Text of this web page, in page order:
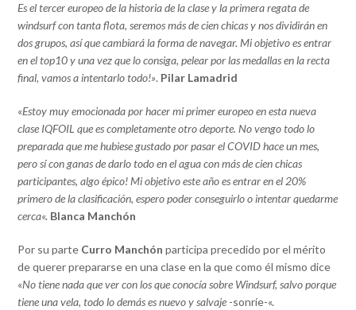
Es el tercer europeo de la historia de la clase y la primera regata de
windsurf con tanta flota, seremos más de cien chicas y nos dividirán en
dos grupos, así que cambiará la forma de navegar. Mi objetivo es entrar
en el top10 y una vez que lo consiga, pelear por las medallas en la recta
final, vamos a intentarlo todo!». Pilar Lamadrid
«Estoy muy emocionada por hacer mi primer europeo en esta nueva
clase IQFOIL que es completamente otro deporte. No vengo todo lo
preparada que me hubiese gustado por pasar el COVID hace un mes,
pero sí con ganas de darlo todo en el agua con más de cien chicas
participantes, algo épico! Mi objetivo este año es entrar en el 20%
primero de la clasificación, espero poder conseguirlo o intentar quedarme
cerca«. Blanca Manchón
Por su parte Curro Manchón participa precedido por el mérito
de querer prepararse en una clase en la que como él mismo dice
«No tiene nada que ver con los que conocía sobre Windsurf, salvo porque
tiene una vela, todo lo demás es nuevo y salvaje -sonríe-«.